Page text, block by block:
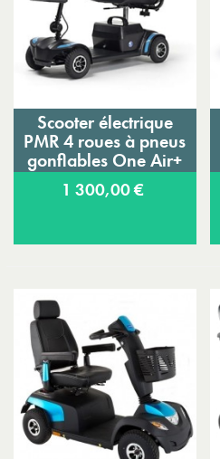
Scooter électrique
PMR 4 roues à pneus
gonflables One Air+
Vermeiren
1 300,00 €